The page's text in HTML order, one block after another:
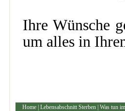
Ihre Wünsche
um alles in
Home |Lebensabschnitt Sterben |Was tun